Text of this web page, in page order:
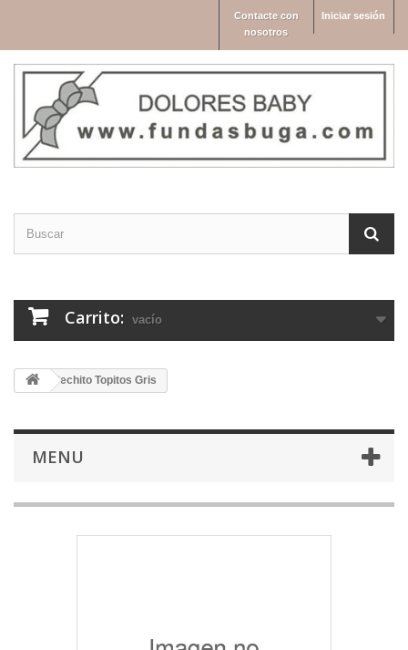
Iniciar sesión
Contacte con
nosotros
Carrito: vacío
Pechito Topitos Gris
MENU